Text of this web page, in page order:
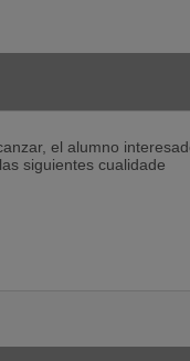
el alumno
siguientes cualidade